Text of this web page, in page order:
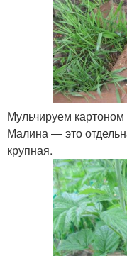
Мульчируем картоном
Малина — это
крупная.